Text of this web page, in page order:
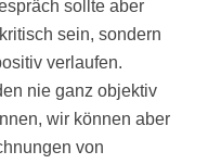
sollte aber
sein, sondern
verlaufen.
nie ganz objektiv
wir können aber
von